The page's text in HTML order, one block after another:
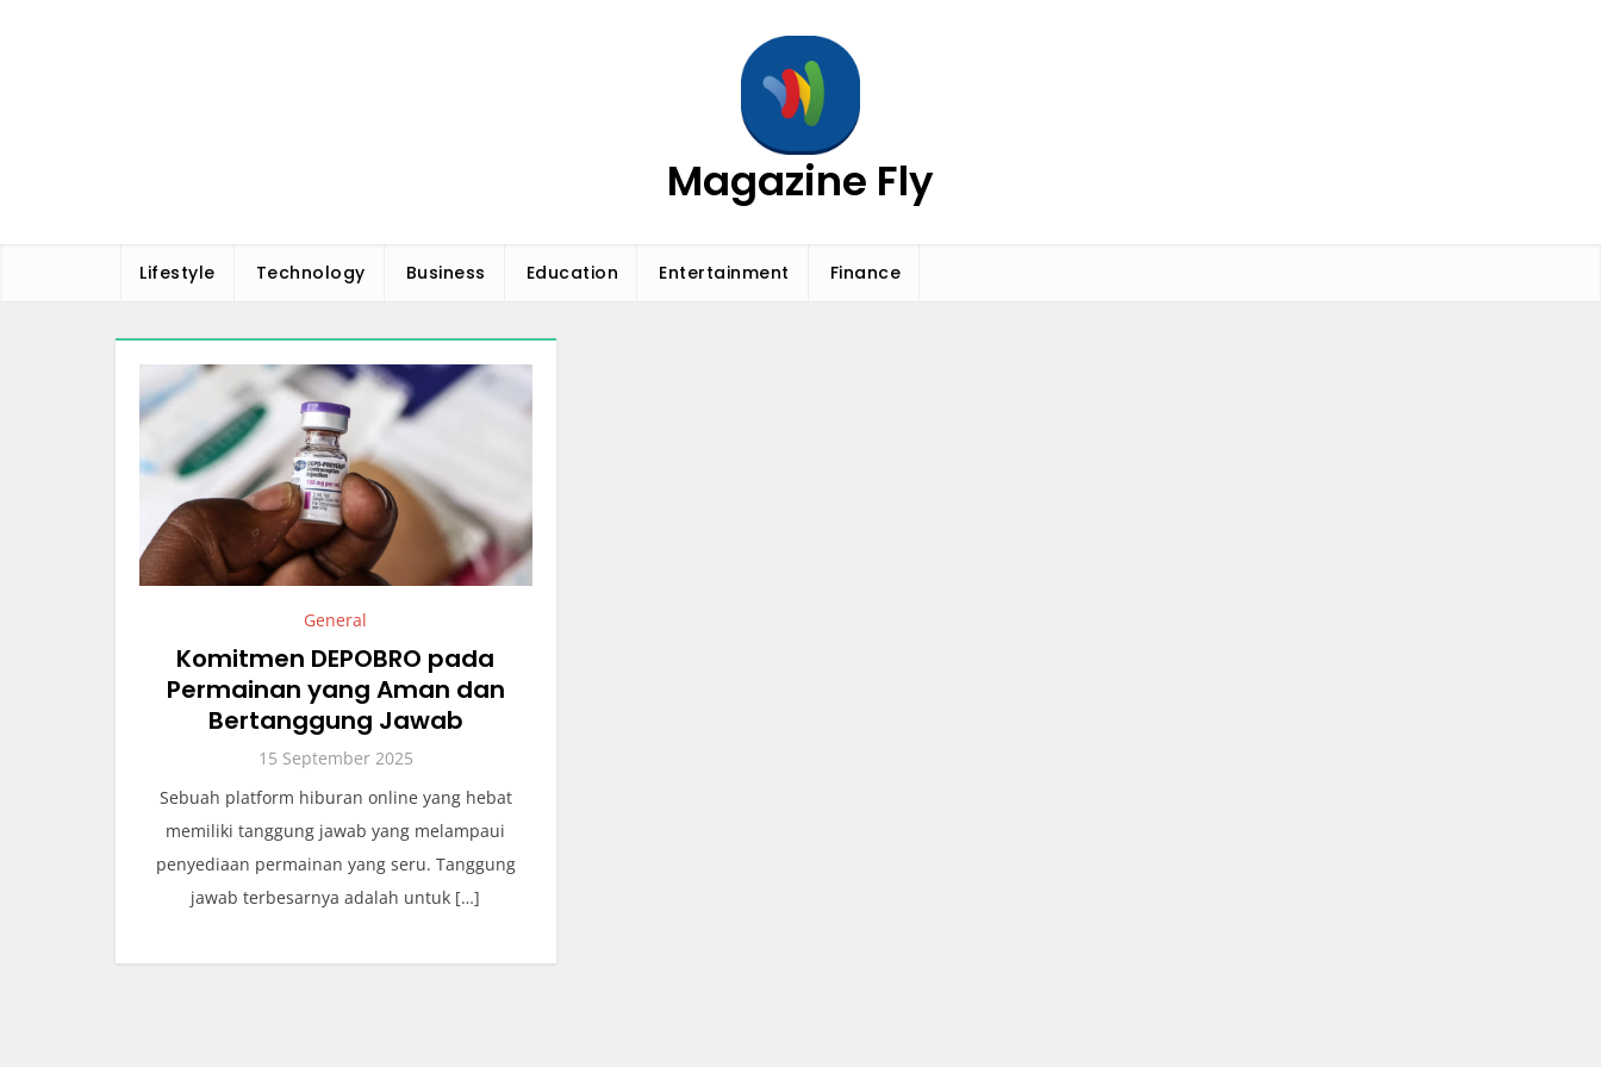
Magazine Fly
Lifestyle Technology Business Education Entertainment Finance
General
Komitmen DEPOBRO pada
Permainan yang Aman dan
Bertanggung Jawab
15 September 2025
Sebuah platform hiburan online yang hebat
memiliki tanggung jawab yang melampaui
penyediaan permainan yang seru. Tanggung
jawab terbesarnya adalah untuk […]